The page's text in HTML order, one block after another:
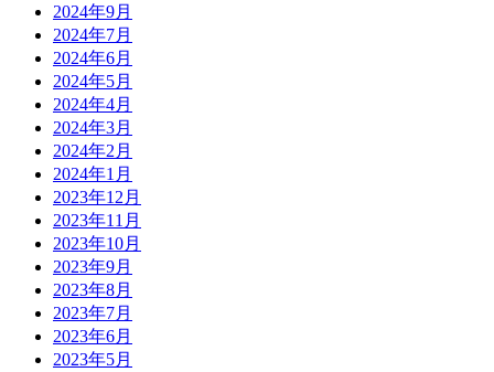
2024年9月
2024年7月
2024年6月
2024年5月
2024年4月
2024年3月
2024年2月
2024年1月
2023年12月
2023年11月
2023年10月
2023年9月
2023年8月
2023年7月
2023年6月
2023年5月